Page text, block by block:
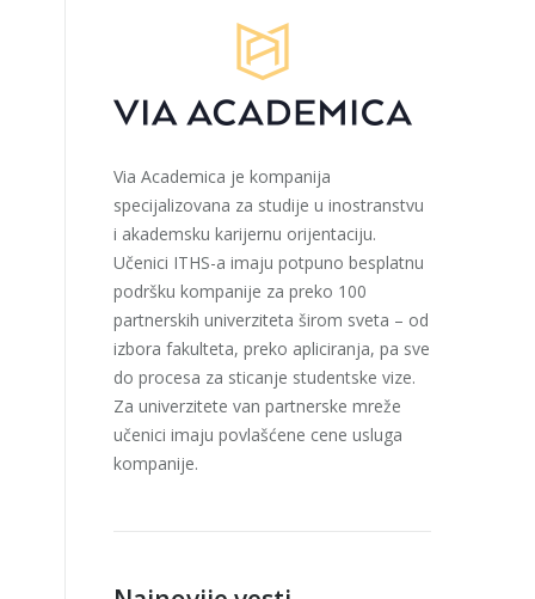
Via Academica je kompanija
specijalizovana za studije u inostranstvu
i akademsku karijernu orijentaciju.
Učenici ITHS-a imaju potpuno besplatnu
podršku kompanije za preko 100
partnerskih univerziteta širom sveta – od
izbora fakulteta, preko apliciranja, pa sve
do procesa za sticanje studentske vize.
Za univerzitete van partnerske mreže
učenici imaju povlašćene cene usluga
kompanije.